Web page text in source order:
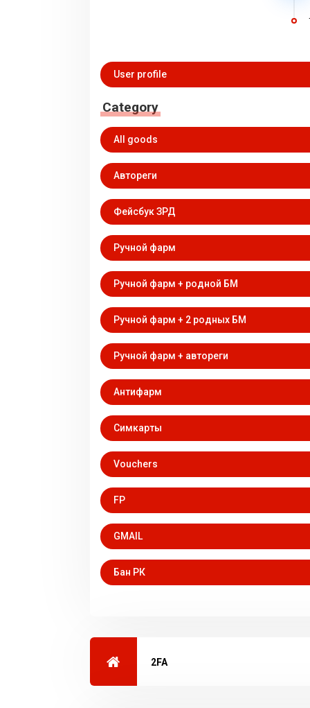
User profile
Category
All goods
Автореги
Фейсбук ЗРД
Ручной фарм
Ручной фарм + родной БМ
Ручной фарм + 2 родных БМ
Ручной фарм + автореги
Антифарм
Симкарты
Vouchers
FP
GМАIL
Бан РК
2FA